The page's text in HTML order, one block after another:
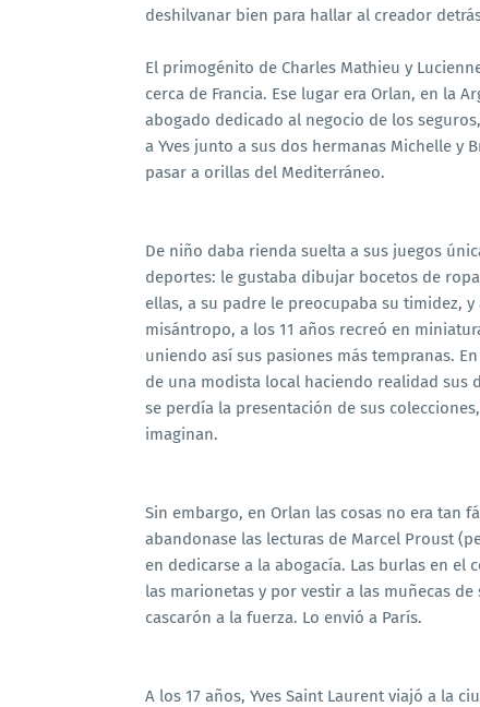
deshilvanar bien para hallar al creador
El primogénito de Charles Mathieu y
cerca de Francia. Ese lugar era Orlan, en la
abogado dedicado al negocio de los
a Yves junto a sus dos hermanas Michelle
pasar a orillas del Mediterráneo.
De niño daba rienda suelta a sus juegos
deportes: le gustaba dibujar bocetos de
ellas, a su padre le preocupaba su timidez,
misántropo, a los 11 años recreó en
uniendo así sus pasiones más tempranas.
de una modista local haciendo realidad sus
se perdía la presentación de sus
imaginan.
Sin embargo, en Orlan las cosas no era tan
abandonase las lecturas de Marcel Proust
en dedicarse a la abogacía. Las burlas en
las marionetas y por vestir a las muñecas
cascarón a la fuerza. Lo envió a París.
A los 17 años, Yves Saint Laurent viajó a la